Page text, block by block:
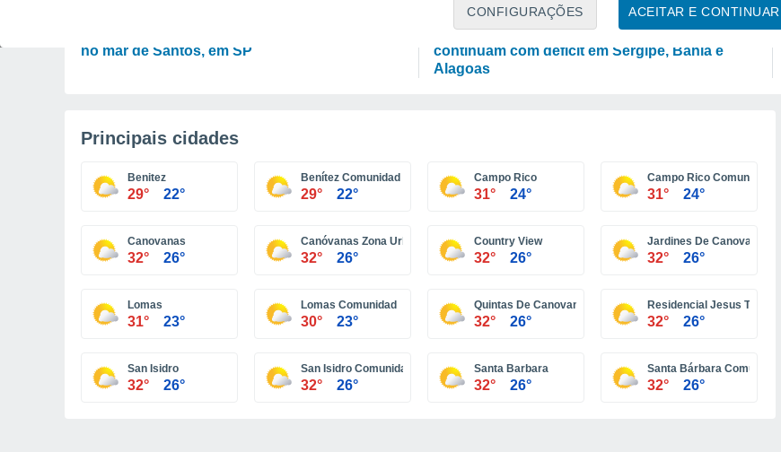
ACEITAR E CONTINUAR
CONFIGURAÇÕES
no mar de Santos, em SP
PLANTAS
Chuva costeira no Nordeste: milho e feijão
continuam com déficit em Sergipe, Bahia e
Alagoas
Principais cidades
Benitez
29° 22°
Benítez Comunidad
29° 22°
Campo Rico
31° 24°
Campo Rico Comunidad
31° 24°
Canovanas
32° 26°
Canóvanas Zona Urbana
32° 26°
Country View
32° 26°
Jardines De Canovanas
32° 26°
Lomas
31° 23°
Lomas Comunidad
30° 23°
Quintas De Canovanas
32° 26°
Residencial Jesus T Pinero
32° 26°
San Isidro
32° 26°
San Isidro Comunidad
32° 26°
Santa Barbara
32° 26°
Santa Bárbara Comunidad
32° 26°